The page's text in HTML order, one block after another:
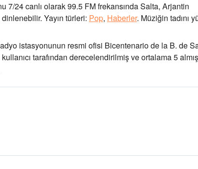
7/24 canlı olarak99.5 FM frekansındaSalta, Arjantin
dinlenebilir. Yayın türleri: Pop, Haberler. Müziğin tadını
istasyonunun resmi ofisi Bicentenario de la B. de
tarafından derecelendirilmiş ve ortalama 5